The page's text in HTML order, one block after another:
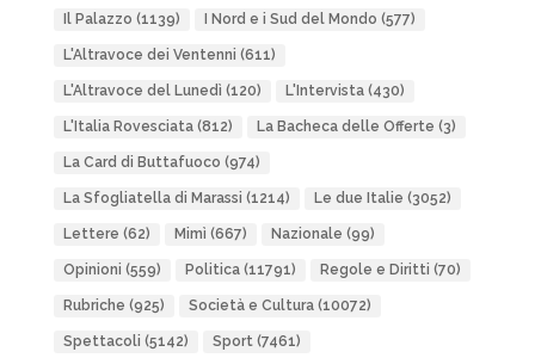
Il Palazzo (1139) I Nord e i Sud del Mondo (577)
L'Altravoce dei Ventenni (611)
L'Altravoce del Lunedì (120) L'Intervista(430)
L'Italia Rovesciata(812) La Bacheca delle Offerte (3)
La Card di Buttafuoco (974)
La Sfogliatella di Marassi (1214) Le due Italie (3052)
Lettere (62) Mimì (667) Nazionale (99)
Opinioni (559) Politica(11791) Regole e Diritti (70)
Rubriche (925) Società e Cultura(10072)
Spettacoli (5142) Sport(7461)